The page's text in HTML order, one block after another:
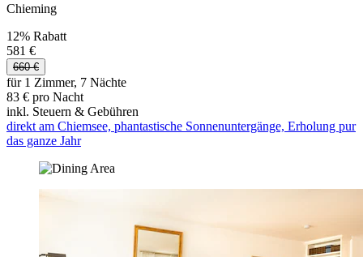
Chieming
12% Rabatt
581 €
660 €
für 1 Zimmer, 7 Nächte
83 € pro Nacht
inkl. Steuern & Gebühren
direkt am Chiemsee, phantastische Sonnenuntergänge, Erholung pur
das ganze Jahr